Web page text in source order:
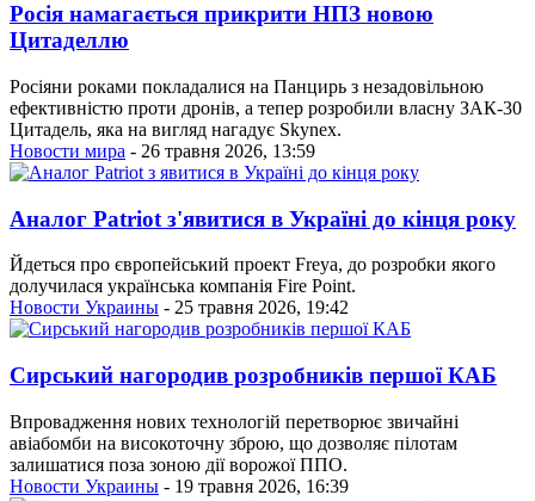
Росія намагається прикрити НПЗ новою
Цитаделлю
Росіяни роками покладалися на Панцирь з незадовільною
ефективністю проти дронів, а тепер розробили власну ЗАК-30
Цитадель, яка на вигляд нагадує Skynex.
Новости мира - 26 травня 2026, 13:59
Аналог Patriot з'явитися в Україні до кінця року
Йдеться про європейський проект Freya, до розробки якого
долучилася українська компанія Fire Рoint.
Новости Украины - 25 травня 2026, 19:42
Сирський нагородив розробників першої КАБ
Впровадження нових технологій перетворює звичайні
авіабомби на високоточну зброю, що дозволяє пілотам
залишатися поза зоною дії ворожої ППО.
Новости Украины - 19 травня 2026, 16:39